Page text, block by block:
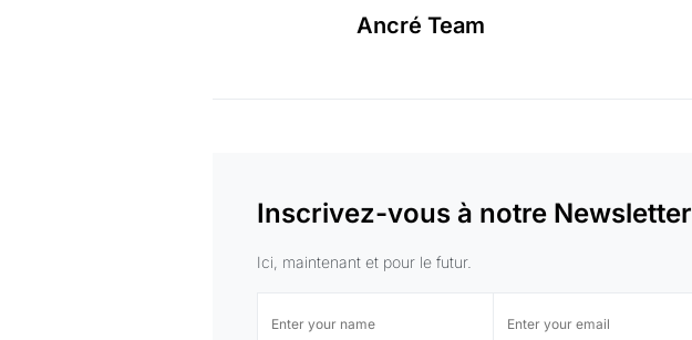
Ancré Team
Inscrivez-vous à notre Newsletter
Ici, maintenant et pour le futur.